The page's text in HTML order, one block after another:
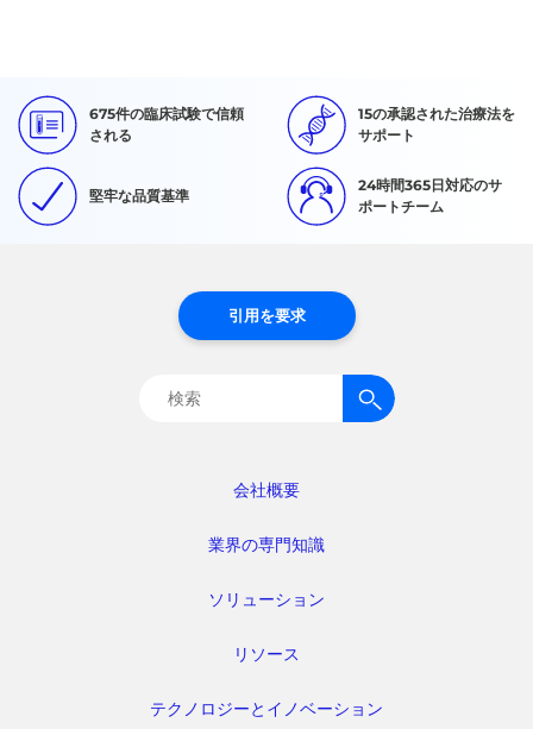
675件の臨床試験で信頼
される
15の承認された治療法を
サポート
堅牢な品質基準
24時間365日対応のサ
ポートチーム
会社概要
業界の専門知識
ソリューション
リソース
テクノロジーとイノベーション
引用を要求
検